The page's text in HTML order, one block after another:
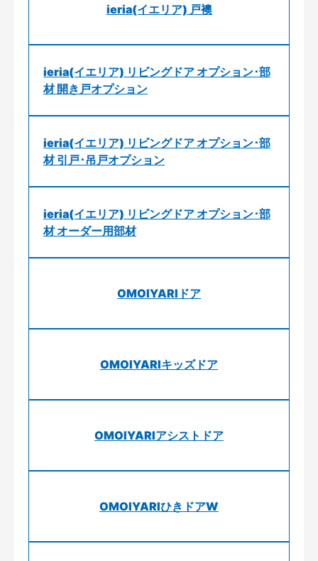
ieria(イエリア) 戸襖
ieria(イエリア) リビングドア オプション･部
材 開き戸オプション
ieria(イエリア) リビングドア オプション･部
材 引戸･吊戸オプション
ieria(イエリア) リビングドア オプション･部
材 オーダー用部材
OMOIYARIドア
OMOIYARIキッズドア
OMOIYARIアシストドア
OMOIYARIひきドアW